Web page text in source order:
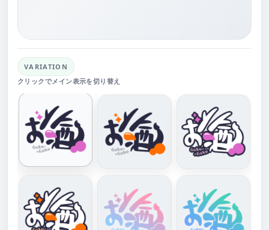
VARIATION
クリックでメイン表示を切り替え